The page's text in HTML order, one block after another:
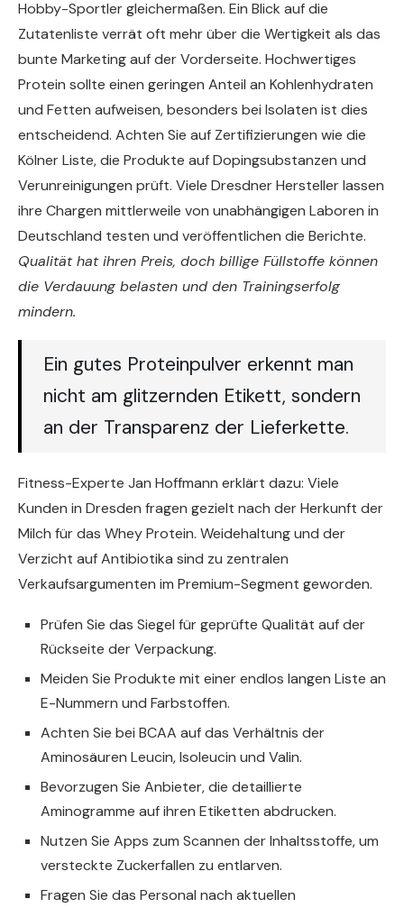
Hobby-Sportler gleichermaßen. Ein Blick auf die
Zutatenliste verrät oft mehr über die Wertigkeit als das
bunte Marketing auf der Vorderseite. Hochwertiges
Protein sollte einen geringen Anteil an Kohlenhydraten
und Fetten aufweisen, besonders bei Isolaten ist dies
entscheidend. Achten Sie auf Zertifizierungen wie die
Kölner Liste, die Produkte auf Dopingsubstanzen und
Verunreinigungen prüft. Viele Dresdner Hersteller lassen
ihre Chargen mittlerweile von unabhängigen Laboren in
Deutschland testen und veröffentlichen die Berichte.
Qualität hat ihren Preis, doch billige Füllstoffe können
die Verdauung belasten und den Trainingserfolg
mindern.
Ein gutes Proteinpulver erkennt man
nicht am glitzernden Etikett, sondern
an der Transparenz der Lieferkette.
Fitness-Experte Jan Hoffmann erklärt dazu: Viele
Kunden in Dresden fragen gezielt nach der Herkunft der
Milch für das Whey Protein. Weidehaltung und der
Verzicht auf Antibiotika sind zu zentralen
Verkaufsargumenten im Premium-Segment geworden.
Prüfen Sie das Siegel für geprüfte Qualität auf der
Rückseite der Verpackung.
Meiden Sie Produkte mit einer endlos langen Liste an
E-Nummern und Farbstoffen.
Achten Sie bei BCAA auf das Verhältnis der
Aminosäuren Leucin, Isoleucin und Valin.
Bevorzugen Sie Anbieter, die detaillierte
Aminogramme auf ihren Etiketten abdrucken.
Nutzen Sie Apps zum Scannen der Inhaltsstoffe, um
versteckte Zuckerfallen zu entlarven.
Fragen Sie das Personal nach aktuellen